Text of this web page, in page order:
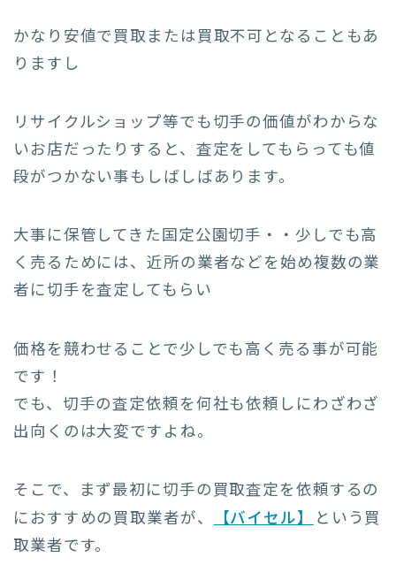
かなり安値で買取または買取不可となることもあ
りますし
リサイクルショップ等でも切手の価値がわからな
いお店だったりすると、査定をしてもらっても値
段がつかない事もしばしばあります。
大事に保管してきた国定公園切手・・少しでも高
く売るためには、近所の業者などを始め複数の業
者に切手を査定してもらい
価格を競わせることで少しでも高く売る事が可能
です！
でも、切手の査定依頼を何社も依頼しにわざわざ
出向くのは大変ですよね。
そこで、まず最初に切手の買取査定を依頼するの
におすすめの買取業者が、
【バイセル】
という買
取業者です。